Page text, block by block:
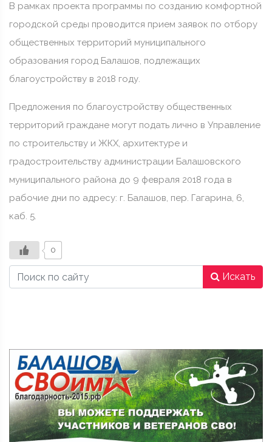
В рамках проекта программы по созданию комфортной
городской среды проводится прием заявок по отбору
общественных территорий муниципального
образования город Балашов, подлежащих
благоустройству в 2018 году.
Предложения по благоустройству общественных
территорий граждане могут подать лично в Управление
по строительству и ЖКХ, архитектуре и
градостроительству администрации Балашовского
муниципального района до 9 февраля 2018 года в
рабочие дни по адресу: г. Балашов, пер. Гагарина, 6,
каб. 5.
0
Искать